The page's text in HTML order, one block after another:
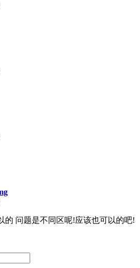
的 问题是不同区呢!应该也可以的吧!